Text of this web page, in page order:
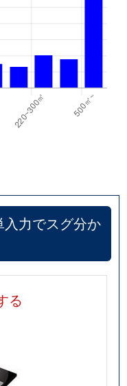
力でスグ分か
る